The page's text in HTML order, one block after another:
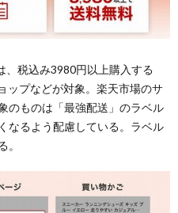
、税込み3980円以上購入する
ップなどが対象。楽天市場のサ
のものは「最強配送」のラベル
なるよう配慮している。ラベル
。